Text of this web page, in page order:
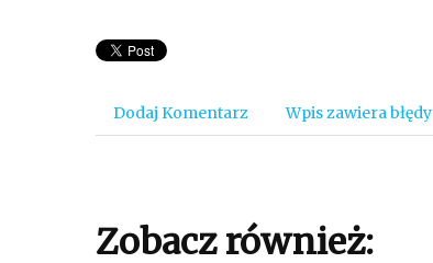
Dodaj Komentarz Wpis zawiera błędy
Zobacz również: